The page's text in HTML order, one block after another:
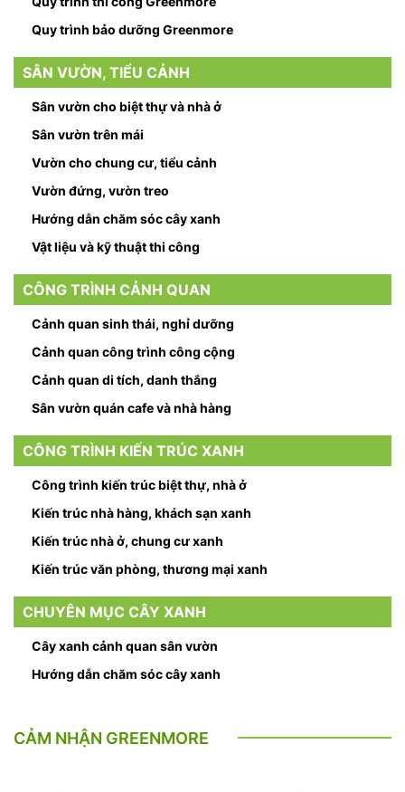
Quy trình bảo dưỡng Greenmore
SÂN VƯỜN, TIỂU CẢNH
Sân vườn cho biệt thự và nhà ở
Sân vườn trên mái
Vườn cho chung cư, tiểu cảnh
Vườn đứng, vườn treo
Hướng dẫn chăm sóc cây xanh
Vật liệu và kỹ thuật thi công
CÔNG TRÌNH CẢNH QUAN
Cảnh quan sinh thái, nghỉ dưỡng
Cảnh quan công trình công cộng
Cảnh quan di tích, danh thắng
Sân vườn quán cafe và nhà hàng
CÔNG TRÌNH KIẾN TRÚC XANH
Công trình kiến trúc biệt thự, nhà ở
Kiến trúc nhà hàng, khách sạn xanh
Kiến trúc nhà ở, chung cư xanh
Kiến trúc văn phòng, thương mại xanh
CHUYÊN MỤC CÂY XANH
Cây xanh cảnh quan sân vườn
Hướng dẫn chăm sóc cây xanh
CẢM NHẬN GREENMORE